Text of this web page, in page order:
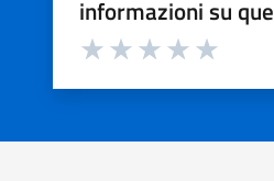
informazioni su
Valuta da 1 a 5 stelle la pagina